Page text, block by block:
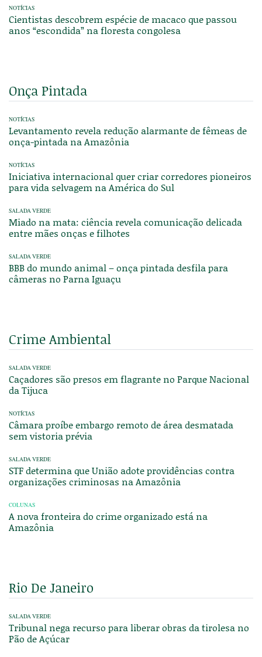
NOTÍCIAS
Cientistas descobrem espécie de macaco que passou
anos “escondida” na floresta congolesa
Onça Pintada
NOTÍCIAS
Levantamento revela redução alarmante de fêmeas de
onça-pintada na Amazônia
NOTÍCIAS
Iniciativa internacional quer criar corredores pioneiros
para vida selvagem na América do Sul
SALADA VERDE
Miado na mata: ciência revela comunicação delicada
entre mães onças e filhotes
SALADA VERDE
BBB do mundo animal – onça pintada desfila para
câmeras no Parna Iguaçu
Crime Ambiental
SALADA VERDE
Caçadores são presos em flagrante no Parque Nacional
da Tijuca
NOTÍCIAS
Câmara proíbe embargo remoto de área desmatada
sem vistoria prévia
SALADA VERDE
STF determina que União adote providências contra
organizações criminosas na Amazônia
COLUNAS
A nova fronteira do crime organizado está na
Amazônia
Rio De Janeiro
SALADA VERDE
Tribunal nega recurso para liberar obras da tirolesa no
Pão de Açúcar